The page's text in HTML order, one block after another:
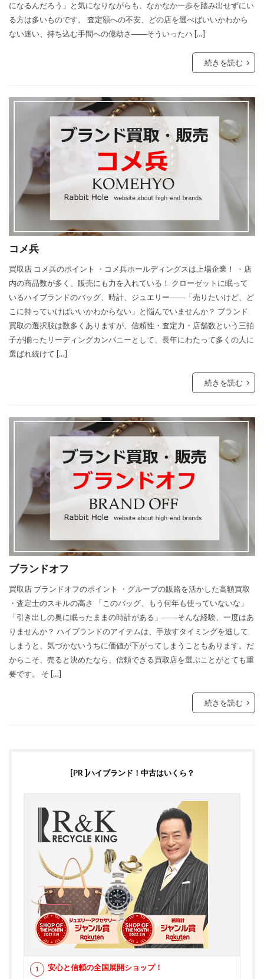
になるんだろう」と気になりながらも、なかなか一歩を踏み出せずにい
る方は多いものです。 査定額への不安、どの店を選べばいいかわから
ない迷い、持ち込む手間への億劫さ――そういったハ […]
続きを読む
コメ兵
買取店 コメ兵のポイント ・コメ兵ホールディングスは上場企業！ ・店
内の商品数が多く、販売にも力を入れている！ クローゼットに眠って
いるハイブランドのバッグ、時計、ジュエリー――「売りたいけど、ど
こに持っていけばいいかわからない」と悩んでいませんか？ ブランド
買取の選択肢は数多くありますが、信頼性・査定力・店舗数という三拍
子が揃ったリーディングカンパニーとして、長年にわたって多くの人に
選ばれ続けて […]
続きを読む
ブランドオフ
買取店 ブランドオフのポイント ・グループの販路を活かした高額買取
・査定士のスキルの高さ 「このバッグ、もう何年も使っていないな」
「引き出しの奥に眠ったままの時計がある」――そんな経験、一度はあ
りませんか？ ハイブランドのアイテムは、手放すタイミングを逃して
しまうと、気づかないうちに価値が下がってしまうこともあります。だ
からこそ、売ると決めたなら、信頼できる買取店を選ぶことがとても重
要です。 そ […]
続きを読む
[PR ]ハイブランド！中古はいくら？
安心と信頼の全国展開ショップ！